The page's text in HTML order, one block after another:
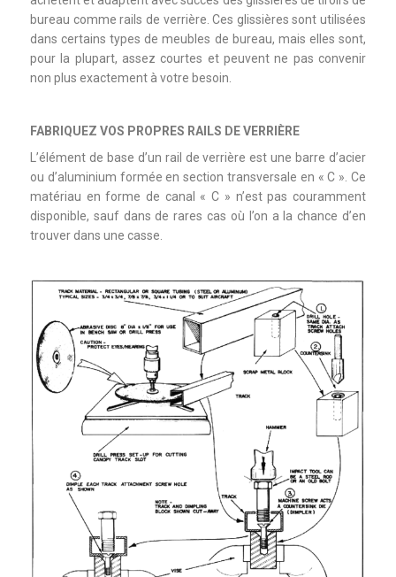
bureau comme rails de verrière. Ces glissières sont utilisées
dans certains types de meubles de bureau, mais elles sont,
pour la plupart, assez courtes et peuvent ne pas convenir
non plus exactement à votre besoin.
FABRIQUEZ VOS PROPRES RAILS DE VERRIÈRE
L’élément de base d’un rail de verrière est une barre d’acier
ou d’aluminium formée en section transversale en « C ». Ce
matériau en forme de canal « C » n’est pas couramment
disponible, sauf dans de rares cas où l’on a la chance d’en
trouver dans une casse.